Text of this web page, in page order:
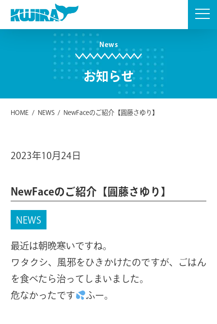
Skip
News
お知らせ
HOME / NEWS / NewFaceのご紹介【圓藤さゆり】
2023年10月24日
NewFaceのご紹介【圓藤さゆり】
NEWS
最近は朝晩寒いですね。
ワタクシ、風邪をひきかけたのですが、ごはん
を食べたら治ってしまいました。
危なかったです
ふー。